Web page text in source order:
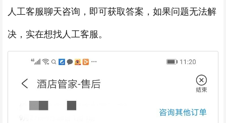
人工客服聊天咨询，即可获取答案，如果问题无法解
决，实在想找人工客服。